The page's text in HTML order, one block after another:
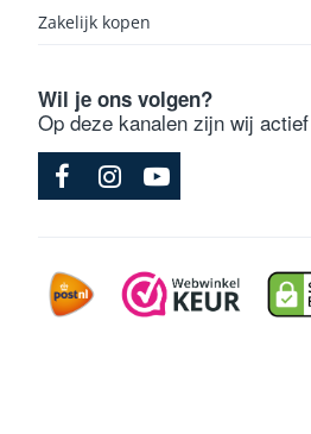
Zakelijk kopen
Wil je ons volgen?
Op deze kanalen zijn wij actief